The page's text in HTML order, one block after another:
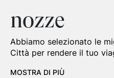
nozze
Abbiamo selezionato le
Città per rendere il tuo
MOSTRA DI PIÙ